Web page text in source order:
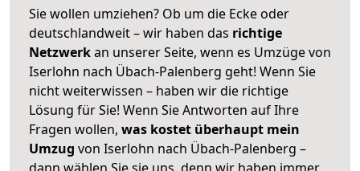
Sie wollen umziehen? Ob um die Ecke oder
deutschlandweit – wir haben das richtige
Netzwerkan unserer Seite, wenn es Umzüge von
Iserlohn nach Übach-Palenberg geht! Wenn Sie
nicht weiterwissen – haben wir die richtige
Lösung für Sie! Wenn Sie Antworten auf Ihre
Fragen wollen, was kostet überhaupt mein
Umzug von Iserlohn nach Übach-Palenberg –